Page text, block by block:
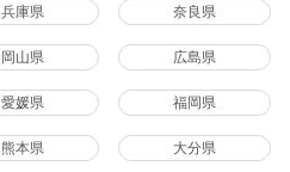
兵庫県 奈良県
岡山県 広島県
愛媛県 福岡県
熊本県 大分県